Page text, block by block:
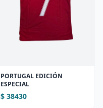
PORTUGAL EDICIÓN
ESPECIAL
$ 38430